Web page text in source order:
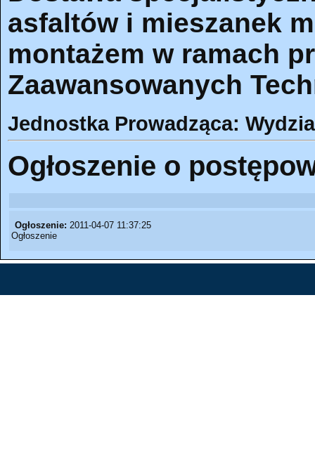
asfaltów i mieszanek
montażem w ramach
Zaawansowanych
Jednostka Prowadząca:
Ogłoszenie o
Ogłoszenie: 2011-04-07 11:37:25
Ogłoszenie